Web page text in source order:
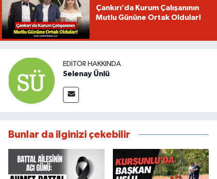
Çankırı’da Kurum Çalışanının
Mutlu Gününe Ortak Oldular!
EDITÖR HAKKINDA
Selenay Ünlü
Bunlar da ilginizi çekebilir